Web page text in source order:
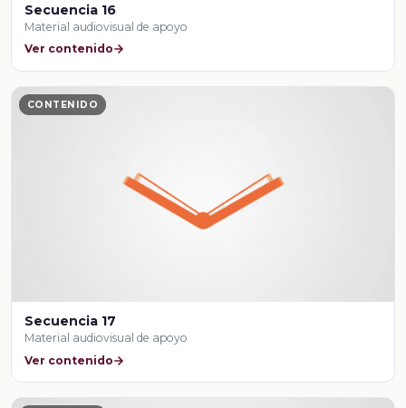
Secuencia 16
Material audiovisual de apoyo
Ver contenido
CONTENIDO
Secuencia 17
Material audiovisual de apoyo
Ver contenido